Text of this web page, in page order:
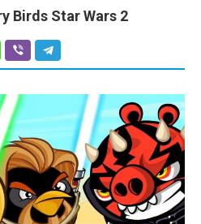
Birds Star Wars 2